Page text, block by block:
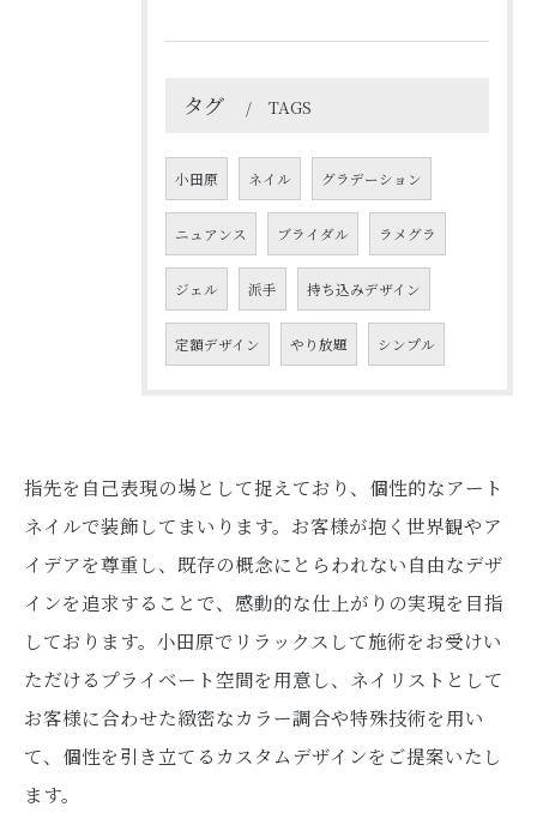
タグ TAGS
小田原 ネイル グラデーション
ニュアンス ブライダル ラメグラ
ジェル 派手 持ち込みデザイン
定額デザイン やり放題 シンプル
指先を自己表現の場として捉えており、個性的なアート
ネイルで装飾してまいります。お客様が抱く世界観やア
イデアを尊重し、既存の概念にとらわれない自由なデザ
インを追求することで、感動的な仕上がりの実現を目指
しております。小田原でリラックスして施術をお受けい
ただけるプライベート空間を用意し、ネイリストとして
お客様に合わせた緻密なカラー調合や特殊技術を用い
て、個性を引き立てるカスタムデザインをご提案いたし
ます。